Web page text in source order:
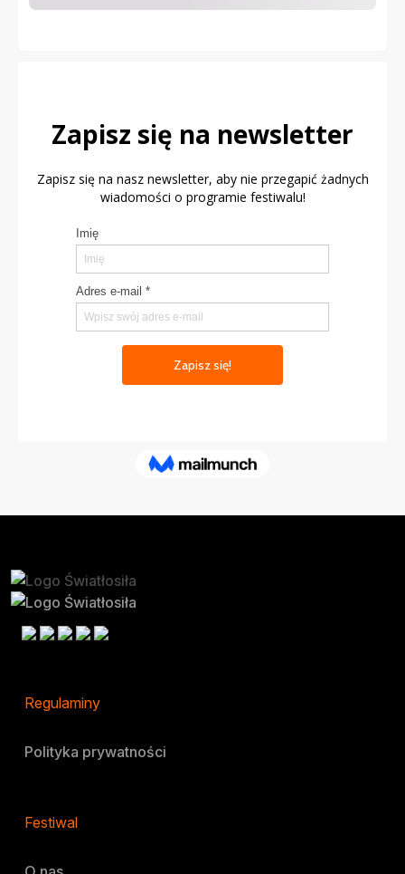
Regulaminy
Polityka prywatności
Festiwal